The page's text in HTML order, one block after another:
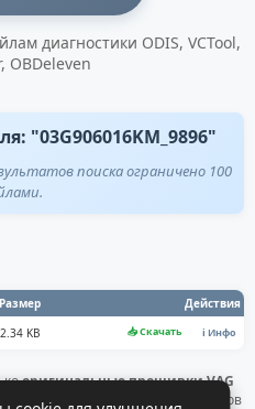
диагностики ODIS, VCTool,
OBDeleven
"03G906016KM_9896"
поиска ограничено 100
Размер
Действия
KB 📥 Скачать ℹ️ Инфо
оригинальные прошивки VAG
напрямую с официальных серверов